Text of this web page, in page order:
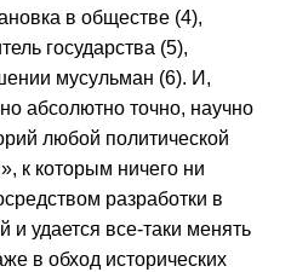
в обществе (4),
государства (5),
мусульман (6). И,
абсолютно точно, научно
любой политической
к которым ничего ни
разработки в
удается все-таки менять
в обход исторических